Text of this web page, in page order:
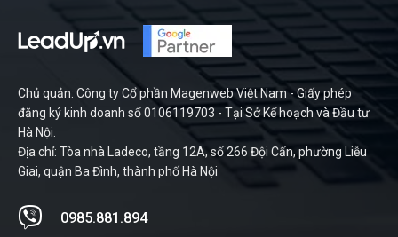
Chủ quản: Công ty Cổ phần Magenweb Việt Nam - Giấy phép
đăng ký kinh doanh số 0106119703 - Tại Sở Kế hoạch và Đầu tư
Hà Nội.
Địa chỉ: Tòa nhà Ladeco, tầng 12A, số 266 Đội Cấn, phường Liễu
Giai, quận Ba Đình, thành phố Hà Nội
0985.881.894